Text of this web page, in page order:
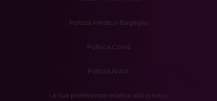
Polizza Medico-Bagaglio
Politica Covid
Polizza AI Act
Le tue preferenze relative alla privacy